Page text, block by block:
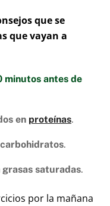
que se
que vayan a
minutos antes de
en proteínas.
.
saturadas.
por la mañana